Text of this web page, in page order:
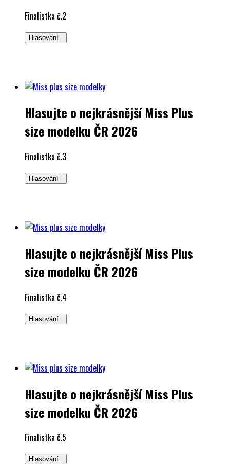
Finalistka č.2
Hlasování
Hlasujte o nejkrásnější Miss Plus
size modelku ČR 2026
Finalistka č.3
Hlasování
Hlasujte o nejkrásnější Miss Plus
size modelku ČR 2026
Finalistka č.4
Hlasování
Hlasujte o nejkrásnější Miss Plus
size modelku ČR 2026
Finalistka č.5
Hlasování